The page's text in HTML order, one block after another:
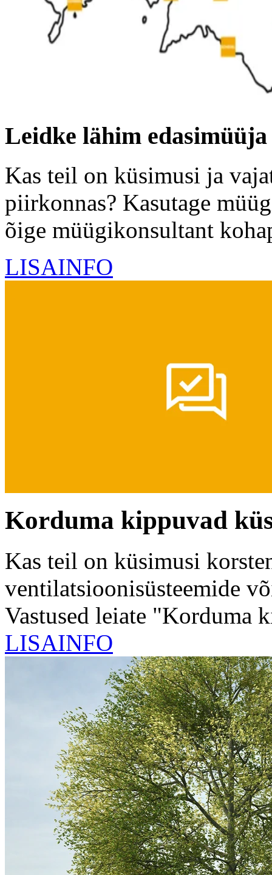
Leidke lähim edasimüüja
Kas teil on küsimusi ja
piirkonnas? Kasutage
õige müügikonsultant
LISAINFO
Korduma kippuvad
Kas teil on küsimusi
ventilatsioonisüsteemide
Vastused leiate "Korduma
LISAINFO